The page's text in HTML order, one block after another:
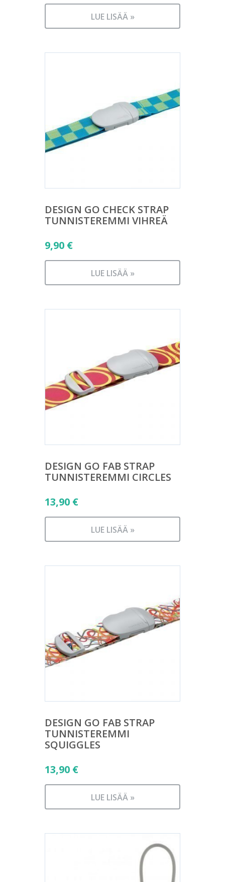
LUE LISÄÄ »
DESIGN GO CHECK STRAP
TUNNISTEREMMI VIHREÄ
9,90 €
LUE LISÄÄ »
DESIGN GO FAB STRAP
TUNNISTEREMMI CIRCLES
13,90 €
LUE LISÄÄ »
DESIGN GO FAB STRAP
TUNNISTEREMMI
SQUIGGLES
13,90 €
LUE LISÄÄ »